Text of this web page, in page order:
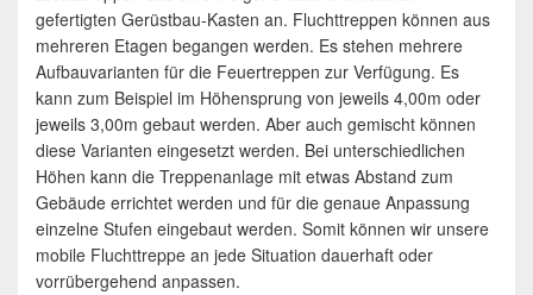
gefertigten Gerüstbau-Kasten an. Fluchttreppen können aus
mehreren Etagen begangen werden. Es stehen mehrere
Aufbauvarianten für die Feuertreppen zur Verfügung. Es
kann zum Beispiel im Höhensprung von jeweils 4,00m oder
jeweils 3,00m gebaut werden. Aber auch gemischt können
diese Varianten eingesetzt werden. Bei unterschiedlichen
Höhen kann die Treppenanlage mit etwas Abstand zum
Gebäude errichtet werden und für die genaue Anpassung
einzelne Stufen eingebaut werden. Somit können wir unsere
mobile Fluchttreppe an jede Situation dauerhaft oder
vorrübergehend anpassen.